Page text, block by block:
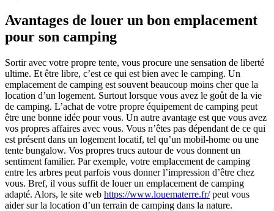
Avantages de louer un bon emplacement
pour son camping
Sortir avec votre propre tente, vous procure une sensation de liberté
ultime. Et être libre, c’est ce qui est bien avec le camping. Un
emplacement de camping est souvent beaucoup moins cher que la
location d’un logement. Surtout lorsque vous avez le goût de la vie
de camping. L’achat de votre propre équipement de camping peut
être une bonne idée pour vous. Un autre avantage est que vous avez
vos propres affaires avec vous. Vous n’êtes pas dépendant de ce qui
est présent dans un logement locatif, tel qu’un mobil-home ou une
tente bungalow. Vos propres trucs autour de vous donnent un
sentiment familier. Par exemple, votre emplacement de camping
entre les arbres peut parfois vous donner l’impression d’être chez
vous. Bref, il vous suffit de louer un emplacement de camping
adapté. Alors, le site web https://www.louematerre.fr/peut vous
aider sur la location d’un terrain de camping dans la nature.